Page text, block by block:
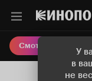
У
в
не
Смотреть кино